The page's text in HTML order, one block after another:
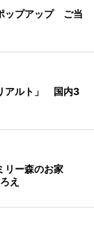
ップアップ ご当
アルト」 国内3
リー森のお家
え